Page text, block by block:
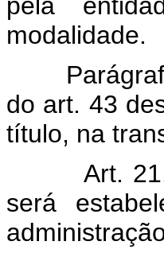
modalidade.
Parágrafo
do art. 43
título, na
Art. 21. A
será